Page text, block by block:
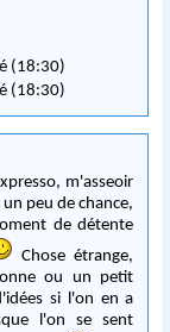
(18:30)
(18:30)
peu de chance,
de détente
Chose étrange,
ou un petit
si l'on en a
l'on se sent